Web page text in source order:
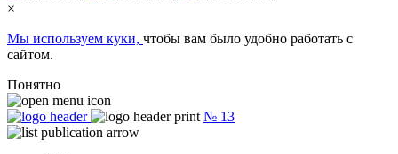
×
Мы используем куки, чтобы вам было удобно работать с
сайтом.
Понятно
№ 13